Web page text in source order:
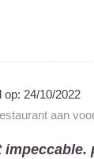
op: 24/10/2022
aan